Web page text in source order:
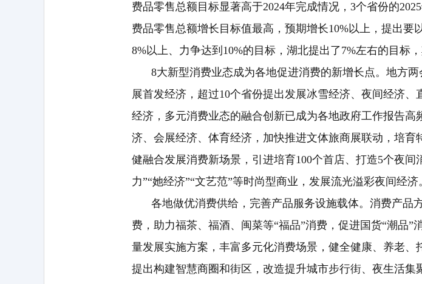
费品零售总额目标显著高于2024年完成情况，3个省份的
费品零售总额增长目标值最高，预期增长10%以上，提出
8%以上、力争达到10%的目标，湖北提出了7%左右的目标
8大新型消费业态成为各地促进消费的新增长点。地方
展首发经济，超过10个省份提出发展冰雪经济、夜间经济
经济，多元消费业态的融合创新已成为各地政府工作报告
济、会展经济、体育经济，加快推进文体旅商展联动，培
健融合发展消费新场景，引进培育100个首店、打造5个夜
力”“她经济”“文艺范”等时尚型商业，发展流光溢彩夜间经济
各地做优消费供给，完善产品服务设施载体。消费产品
费，助力福茶、福酒、闽菜等“福品”消费，促进国货“潮品
量发展实施方案，丰富多元化消费场景，健全健康、养老
提出构建智慧商圈和街区，改造提升城市步行街、夜生活